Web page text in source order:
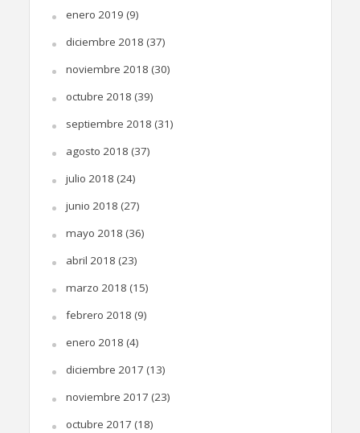
enero 2019 (9)
diciembre 2018 (37)
noviembre 2018 (30)
octubre 2018 (39)
septiembre 2018 (31)
agosto 2018 (37)
julio 2018 (24)
junio 2018 (27)
mayo 2018 (36)
abril 2018 (23)
marzo 2018 (15)
febrero 2018 (9)
enero 2018 (4)
diciembre 2017 (13)
noviembre 2017 (23)
octubre 2017 (18)